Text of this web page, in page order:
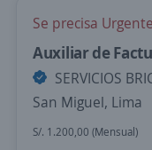
Se precisa Urgente
Auxiliar de
SERVICIOS
San Miguel, Lima
S/. 1.200,00 (Mensual)